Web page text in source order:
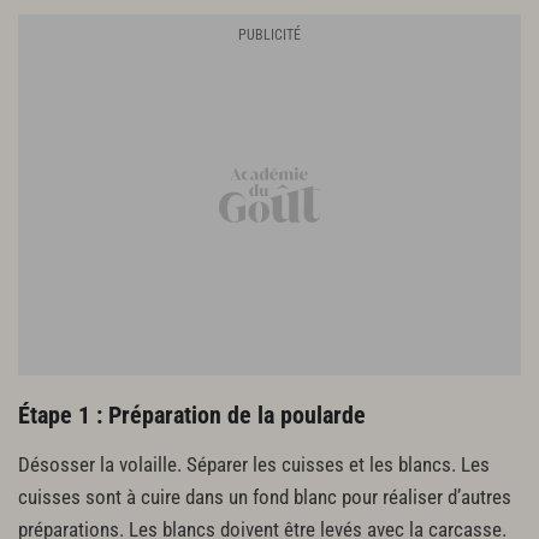
Réalisation de la sauce suprême
Essence ??
Réalisation de la sauce poularde
1 kg de carcasses de poulardes
100 g de carotte
Étape 1 : Préparation de la poularde
Désosser la volaille. Séparer les cuisses et les blancs. Les
cuisses sont à cuire dans un fond blanc pour réaliser d’autres
préparations. Les blancs doivent être levés avec la carcasse.